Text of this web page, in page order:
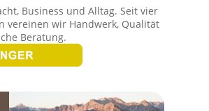
Business und Alltag. Seit vier
vereinen wir Handwerk, Qualität
Beratung.